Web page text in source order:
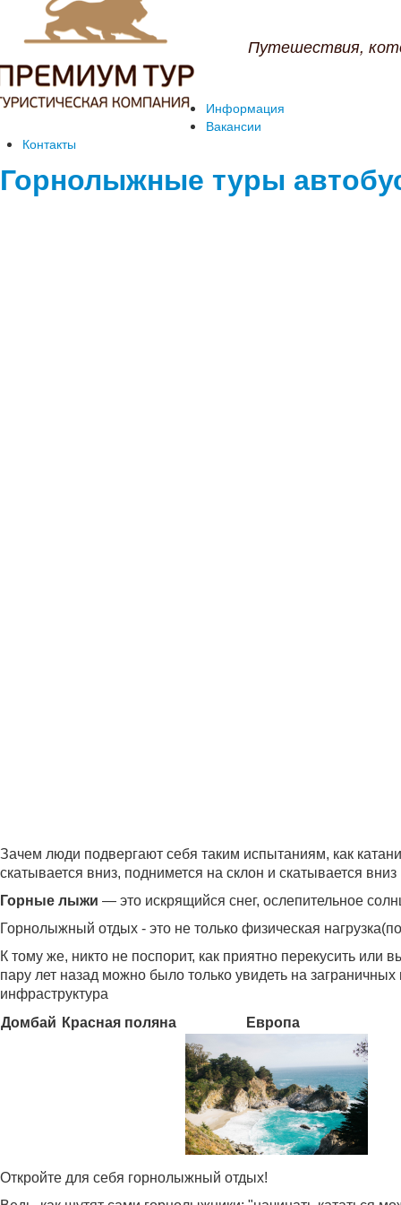
Путешествия,
Информация
Вакансии
Контакты
Горнолыжные туры
Зачем люди подвергают себя таким испытаниям, как
скатывается вниз, поднимется на склон и скатывается
Горные лыжи — это искрящийся снег, ослепительное
Горнолыжный отдых - это не только физическая
К тому же, никто не поспорит, как приятно перекусить
пару лет назад можно было только увидеть на
инфраструктура
Домбай Красная поляна Европа
Откройте для себя горнолыжный отдых!